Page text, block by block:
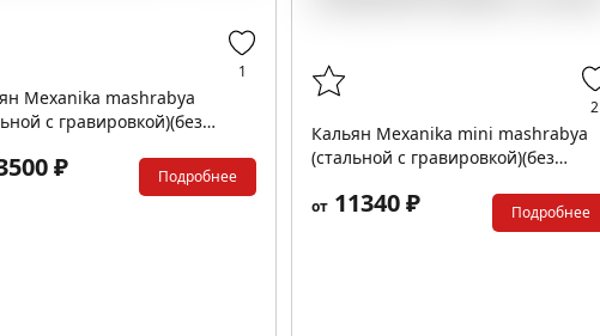
1
Mexanika mashrabya
с гравировкой)(без
₽ Подробнее
2
Кальян Mexanika mini mashrabya
(стальной с гравировкой)(без
от 11340 ₽ Подробнее